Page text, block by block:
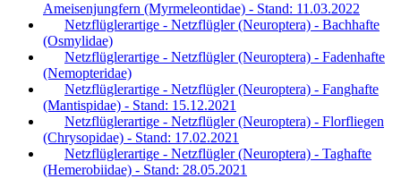
Ameisenjungfern (Myrmeleontidae) - Stand: 11.03.2022
Netzflüglerartige - Netzflügler (Neuroptera) - Bachhafte
(Osmylidae)
Netzflüglerartige - Netzflügler (Neuroptera) - Fadenhafte
(Nemopteridae)
Netzflüglerartige - Netzflügler (Neuroptera) - Fanghafte
(Mantispidae) - Stand: 15.12.2021
Netzflüglerartige - Netzflügler (Neuroptera) - Florfliegen
(Chrysopidae) - Stand: 17.02.2021
Netzflüglerartige - Netzflügler (Neuroptera) - Taghafte
(Hemerobiidae) - Stand: 28.05.2021